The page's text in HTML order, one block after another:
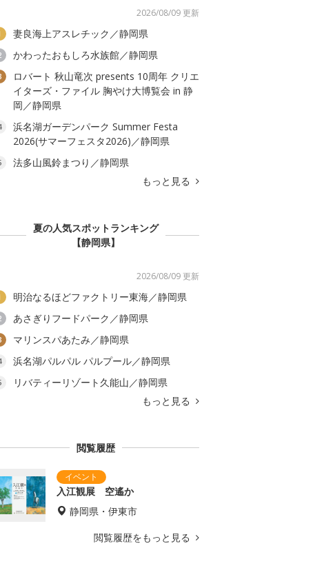
2026/08/09 更新
妻良海上アスレチック／静岡県
かわったおもしろ水族館／静岡県
ロバート 秋山竜次 presents 10周年 クリエ
イターズ・ファイル 胸やけ大博覧会 in 静
岡／静岡県
浜名湖ガーデンパーク Summer Festa
2026(サマーフェスタ2026)／静岡県
法多山風鈴まつり／静岡県
もっと見る
夏の人気スポットランキング
【静岡県】
2026/08/09 更新
明治なるほどファクトリー東海／静岡県
あさぎりフードパーク／静岡県
マリンスパあたみ／静岡県
浜名湖パルパル パルプール／静岡県
リバティーリゾート久能山／静岡県
もっと見る
閲覧履歴
入江観展 空遙か
静岡県・伊東市
閲覧履歴をもっと見る